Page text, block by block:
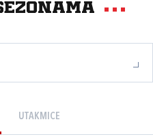
UTAKMICE